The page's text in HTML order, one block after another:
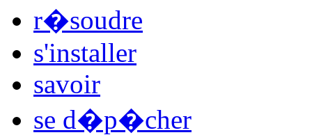
r�soudre
s'installer
savoir
se d�p�cher